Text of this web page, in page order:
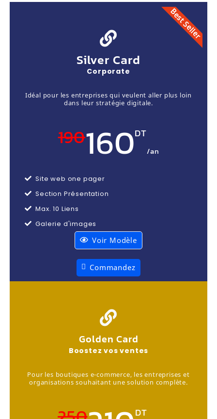
Silver Card
Corporate
Idéal pour les entreprises qui veulent aller plus loin
dans leur stratégie digitale.
190160DT
/an
Site web one pager
Section Présentation
Max. 10 Liens
Galerie d'images
Best Seller
Voir Modèle
Commandez
Golden Card
Boostez vos ventes
Pour les boutiques e-commerce, les entreprises et
organisations souhaitant une solution complète.
DT